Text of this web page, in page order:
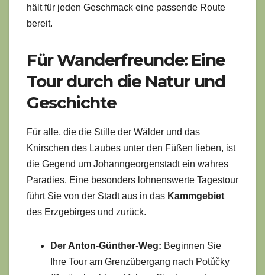
hält für jeden Geschmack eine passende Route
bereit.
Für Wanderfreunde: Eine
Tour durch die Natur und
Geschichte
Für alle, die die Stille der Wälder und das
Knirschen des Laubes unter den Füßen lieben, ist
die Gegend um Johanngeorgenstadt ein wahres
Paradies. Eine besonders lohnenswerte Tagestour
führt Sie von der Stadt aus in das Kammgebiet
des Erzgebirges und zurück.
Der Anton-Günther-Weg: Beginnen Sie
Ihre Tour am Grenzübergang nach Potůčky